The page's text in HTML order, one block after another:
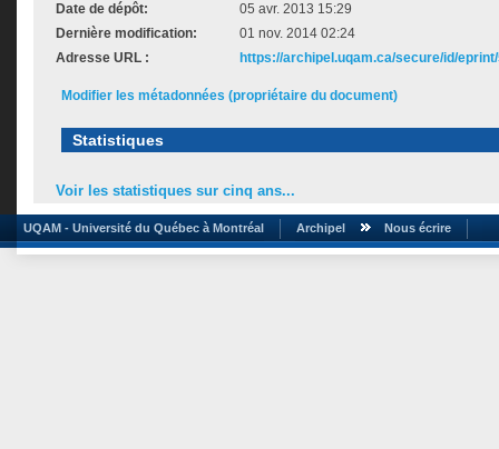
Date de dépôt:
05 avr. 2013 15:29
Dernière modification:
01 nov. 2014 02:24
Adresse URL :
https://archipel.uqam.ca/secure/id/
Modifier les métadonnées (propriétaire du document)
Statistiques
Voir les statistiques sur cinq ans...
UQAM - Université du Québec à Montréal Archipel Nous écrire